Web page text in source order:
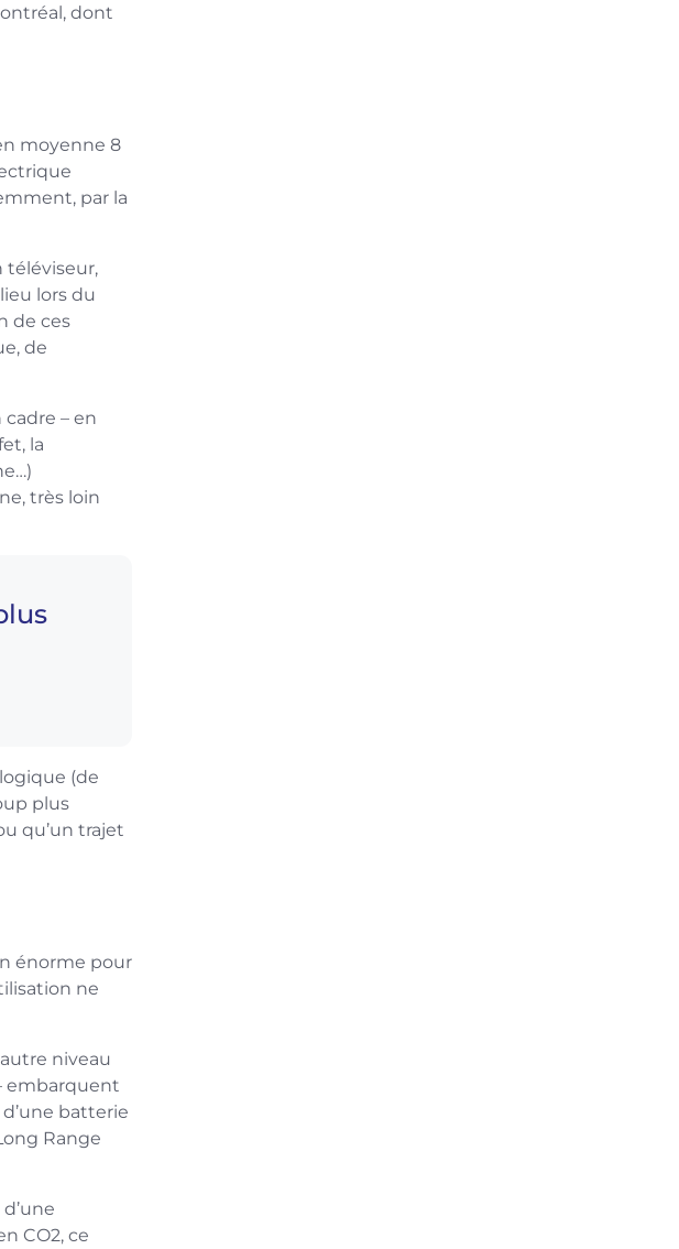
dont
moyenne 8
par la
téléviseur,
lors du
de ces
de
– en
la
très loin
(de
plus
qu’un trajet
énorme pour
ne
niveau
embarquent
batterie
Range
CO2, ce